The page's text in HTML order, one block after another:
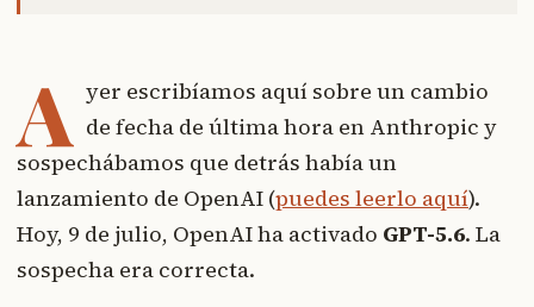
A yer escribíamos aquí sobre un cambio
de fecha de última hora en Anthropic y
sospechábamos que detrás había un
lanzamiento de OpenAI (puedes leerlo aquí).
Hoy, 9 de julio, OpenAI ha activado GPT-5.6. La
sospecha era correcta.